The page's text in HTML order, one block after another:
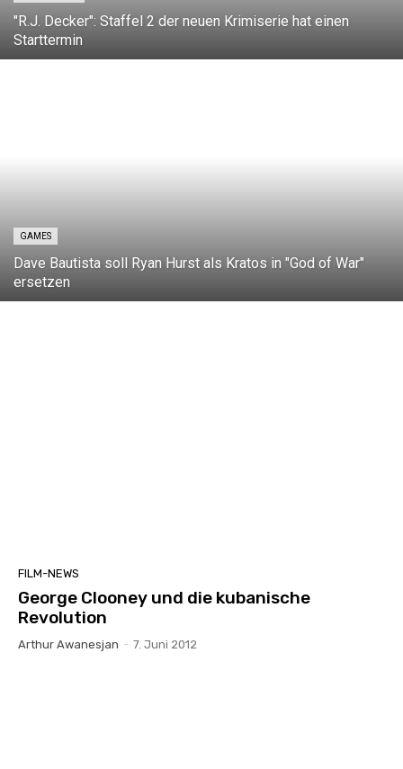
"R.J. Decker": Staffel 2 der neuen Krimiserie hat einen
Starttermin
GAMES
Dave Bautista soll Ryan Hurst als Kratos in "God of War"
ersetzen
FILM-NEWS
George Clooney und die kubanische
Revolution
Arthur Awanesjan - 7. Juni 2012